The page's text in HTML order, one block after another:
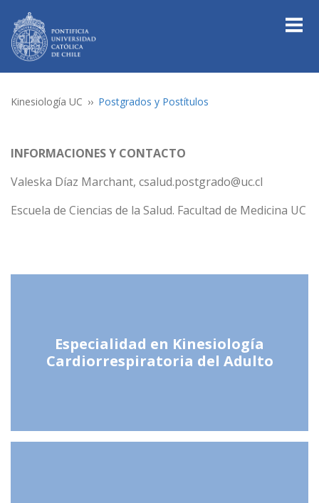
Kinesiología UC Postgrados y Postítulos
INFORMACIONES Y CONTACTO
Valeska Díaz Marchant, csalud.postgrado@uc.cl
Escuela de Ciencias de la Salud. Facultad de Medicina UC
Especialidad en Kinesiología
Cardiorrespiratoria del Adulto